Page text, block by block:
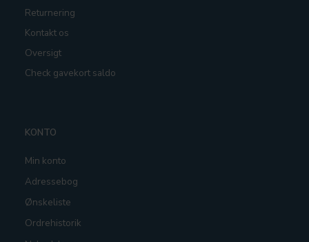
Returnering
Kontakt os
Oversigt
Check gavekort saldo
KONTO
Min konto
Adressebog
Ønskeliste
Ordrehistorik